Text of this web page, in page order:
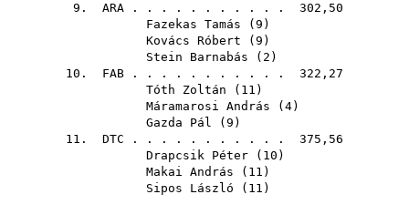
9. ARA . . . . . . . . . . . 302,50
Fazekas Tamás ( 9 )
Kovács Róbert ( 9 )
Stein Barnabás ( 2 )
10. FAB . . . . . . . . . . . 322,27
Tóth Zoltán ( 11 )
Máramarosi András ( 4)
Gazda Pál ( 9 )
11. DTC . . . . . . . . . . . 375,56
Drapcsik Péter ( 10 )
Makai András ( 11 )
Sipos László ( 11 )